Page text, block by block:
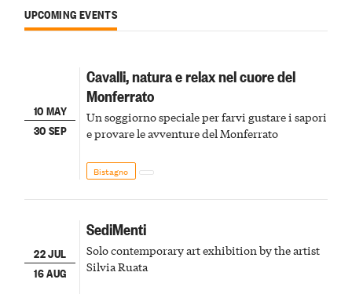
UPCOMING EVENTS
10 MAY
30 SEP
Cavalli, natura e relax nel cuore del
Monferrato
Un soggiorno speciale per farvi gustare i sapori
e provare le avventure del Monferrato
Bistagno
22 JUL
16 AUG
SediMenti
Solo contemporary art exhibition by the artist
Silvia Ruata